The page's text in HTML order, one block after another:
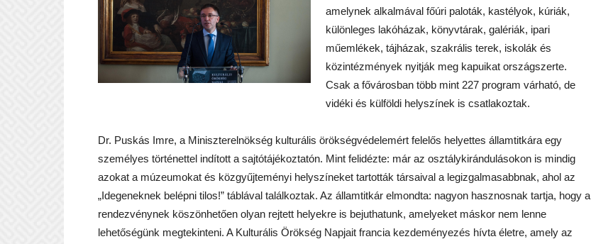
amelynek alkalmával főúri paloták, kastélyok, kúriák,
különleges lakóházak, könyvtárak, galériák, ipari
műemlékek, tájházak, szakrális terek, iskolák és
közintézmények nyitják meg kapuikat országszerte.
Csak a fővárosban több mint 227 program várható, de
vidéki és külföldi helyszínek is csatlakoztak.
Dr. Puskás Imre, a Miniszterelnökség kulturális örökségvédelemért felelős helyettes államtitkára egy
személyes történettel indított a sajtótájékoztatón. Mint felidézte: már az osztálykirándulásokon is mindig
azokat a múzeumokat és közgyűjteményi helyszíneket tartották társaival a legizgalmasabbnak, ahol az
„Idegeneknek belépni tilos!” táblával találkoztak. Az államtitkár elmondta: nagyon hasznosnak tartja, hogy a
rendezvénynek köszönhetően olyan rejtett helyekre is bejuthatunk, amelyeket máskor nem lenne
lehetőségünk megtekinteni. A Kulturális Örökség Napjait francia kezdeményezés hívta életre, amely az